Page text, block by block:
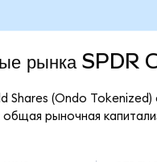
рынка
Shares (Ondo
рыночная